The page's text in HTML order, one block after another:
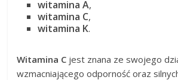
witamina A,
witamina C,
witamina K.
Witamina C jest znana ze swojego
wzmacniającego odporność oraz